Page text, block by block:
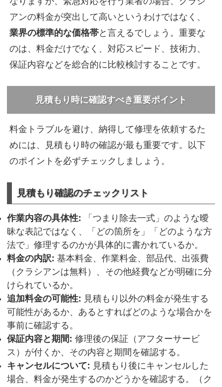
アンの料金が突出して高いというわけではなく、
業界の標準的な価格帯と言えるでしょう。重要な
のは、料金だけでなく、対応スピード、技術力、
保証内容などを総合的に比較検討することです。
見積もり時に確認すべき重要ポイント
料金トラブルを避け、納得して修理を依頼するた
めには、見積もり時の確認が最も重要です。以下
のポイントを必ずチェックしましょう。
見積もり確認のチェックリスト
作業内容の具体性: 「つまり除去一式」のような曖
昧な表記ではなく、「どの箇所を」「どのような方
法で」修理するのかが具体的に書かれているか。
料金の内訳: 基本料金、作業料金、部品代、出張費
（クラシアンは無料）、その他経費などが明確に分
けられているか。
追加料金の可能性: 見積もり以外の料金が発生する
可能性があるか、あるとすればどのような場合かを
事前に確認する。
保証内容と期間: 修理後の保証（アフターサービ
ス）が付くか、その内容と期間を確認する。
キャンセルについて: 見積もり後にキャンセルした
場合、料金が発生するのかどうかを確認する。（ク